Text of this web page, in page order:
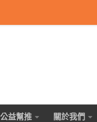
益幫推 關於我們